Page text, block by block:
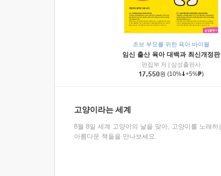
초보 부모를 위한 육아 바이블
임신 출산 육아 대백과 최신개정판
편집부 저
삼성출판사
17,550원 (10% +5% )
고양이라는 세계
8월 8일 세계 고양이의 날을 맞아, 고양이를 노래하
아름다운 책들을 만나보세요.